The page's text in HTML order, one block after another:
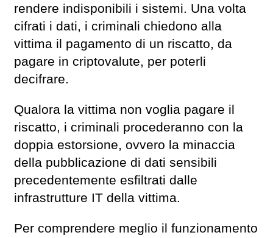
rendere indisponibili i sistemi. Una volta
cifrati i dati, i criminali chiedono alla
vittima il pagamento di un riscatto, da
pagare in criptovalute, per poterli
decifrare.
Qualora la vittima non voglia pagare il
riscatto, i criminali procederanno con la
doppia estorsione, ovvero la minaccia
della pubblicazione di dati sensibili
precedentemente esfiltrati dalle
infrastrutture IT della vittima.
Per comprendere meglio il funzionamento